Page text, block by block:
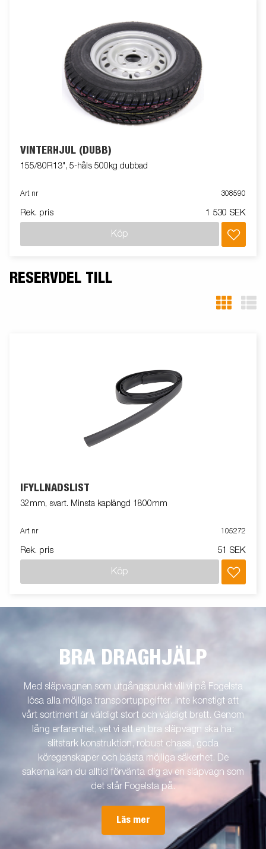
VINTERHJUL (DUBB)
155/80R13", 5-håls 500kg dubbad
Art nr 308590
Rek. pris 1 530 SEK
Köp
RESERVDEL TILL
IFYLLNADSLIST
32mm, svart. Minsta kaplängd 1800mm
Art nr 105272
Rek. pris 51 SEK
Köp
BRA DRAGHJÄLP
Med släpvagnen som utgångspunkt vill vi på Fogelsta
lösa alla möjliga transportuppgifter. Inte konstigt att
vårt sortiment är väldigt stort och väldigt brett. Genom
lång erfarenhet, vet vi att en bra släpvagn ska ha:
slitstark konstruktion, robust chassi, goda
köregenskaper och bästa möjliga säkerhet. De
sakerna kan du alltid förvänta dig av en släpvagn som
det står Fogelsta på.
Läs mer